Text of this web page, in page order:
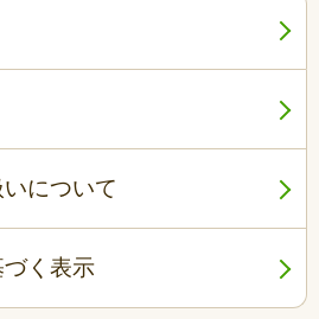
について
く表示